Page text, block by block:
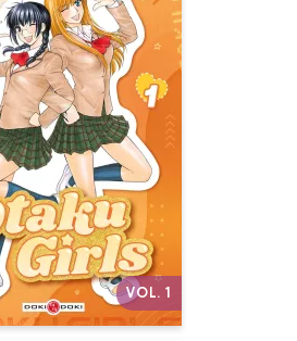
VOL. 1
Girls -
paillettes
Vol. 01
de parution :
01/07/2026
toujours aussi folles
et reviennent vous
des paillettes plein les
yeux !
volumes